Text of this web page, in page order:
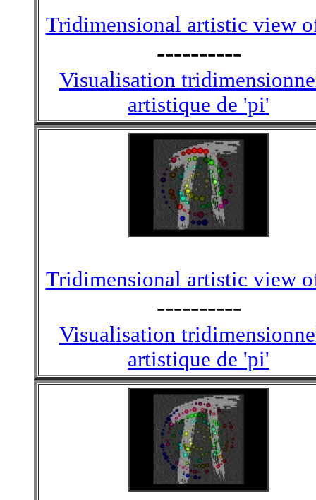
Tridimensional artistic view
----------
Visualisation
artistique de 'pi'
Tridimensional artistic view
----------
Visualisation
artistique de 'pi'